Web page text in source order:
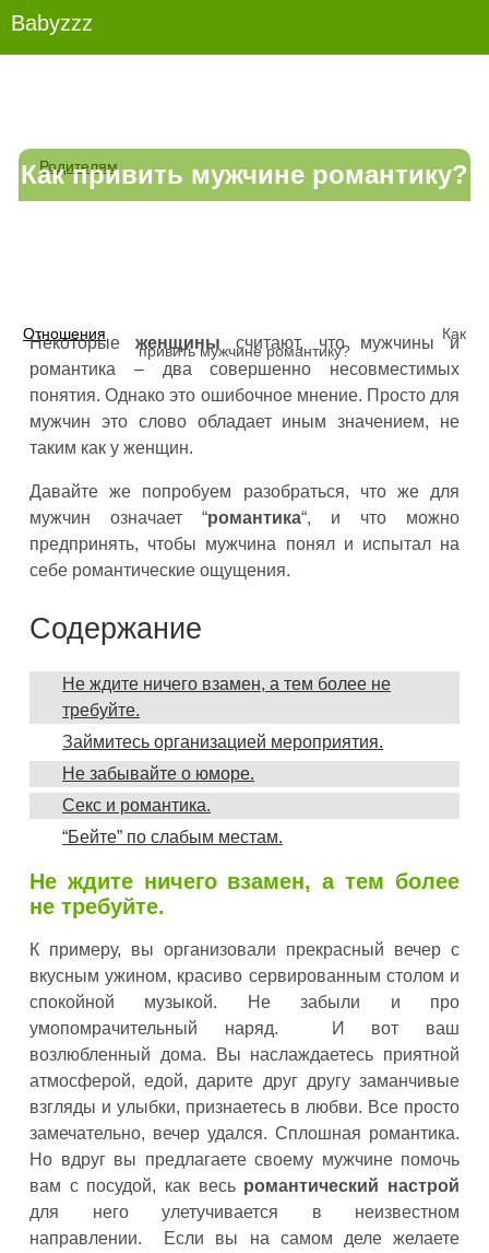
Babyzzz
Родителям
Отношения
Как
привить мужчине романтику?
Как привить мужчине романтику?
Некоторые женщины считают, что мужчины и
романтика – два совершенно несовместимых
понятия. Однако это ошибочное мнение. Просто для
мужчин это слово обладает иным значением, не
таким как у женщин.
Давайте же попробуем разобраться, что же для
мужчин означает “романтика“, и что можно
предпринять, чтобы мужчина понял и испытал на
себе романтические ощущения.
Содержание
Не ждите ничего взамен, а тем более не
требуйте.
Займитесь организацией мероприятия.
Не забывайте о юморе.
Секс и романтика.
“Бейте” по слабым местам.
Не ждите ничего взамен, а тем более
не требуйте.
К примеру, вы организовали прекрасный вечер с
вкусным ужином, красиво сервированным столом и
спокойной музыкой. Не забыли и про
умопомрачительный наряд. И вот ваш
возлюбленный дома. Вы наслаждаетесь приятной
атмосферой, едой, дарите друг другу заманчивые
взгляды и улыбки, признаетесь в любви. Все просто
замечательно, вечер удался. Сплошная романтика.
Но вдруг вы предлагаете своему мужчине помочь
вам с посудой, как весь романтический настрой
для него улетучивается в неизвестном
направлении. Если вы на самом деле желаете